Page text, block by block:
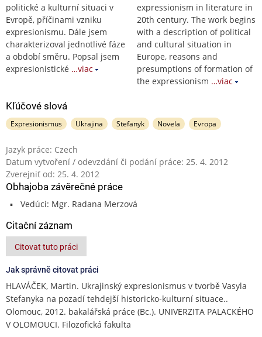
politické a kulturní situaci v
Evropě, příčinami vzniku
expresionismu. Dále jsem
charakterizoval jednotlivé fáze
a období směru. Popsal jsem
expresionistické …viac
expressionism in literature in
20th century. The work begins
with a description of political
and cultural situation in
Europe, reasons and
presumptions of formation of
the expressionism …viac
Kľúčové slová
Expresionismus Ukrajina Stefanyk Novela Evropa
Jazyk práce: Czech
Datum vytvoření / odevzdání či podání práce: 25. 4. 2012
Zverejniť od: 25. 4. 2012
Obhajoba závěrečné práce
Vedúci: Mgr. Radana Merzová
Citační záznam
Citovat tuto práci
Jak správně citovat práci
HLAVÁČEK, Martin. Ukrajinský expresionismus v tvorbě Vasyla
Stefanyka na pozadí tehdejší historicko-kulturní situace..
Olomouc, 2012. bakalářská práce (Bc.). UNIVERZITA PALACKÉHO
V OLOMOUCI. Filozofická fakulta